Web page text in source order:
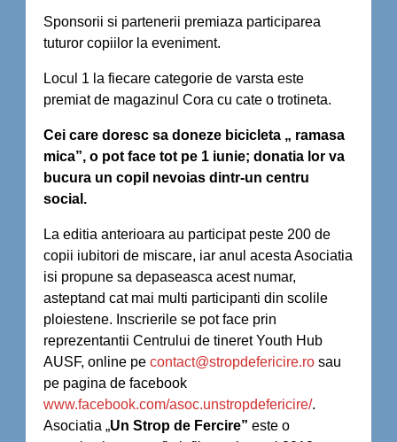
Sponsorii si partenerii premiaza participarea
tuturor copiilor la eveniment.
Locul 1 la fiecare categorie de varsta este
premiat de magazinul Cora cu cate o trotineta.
Cei care doresc sa doneze bicicleta „ ramasa
mica”, o pot face tot pe 1 iunie; donatia lor va
bucura un copil nevoias dintr-un centru
social.
La editia anterioara au participat peste 200 de
copii iubitori de miscare, iar anul acesta Asociatia
isi propune sa depaseasca acest numar,
asteptand cat mai multi participanti din scolile
ploiestene. Inscrierile se pot face prin
reprezentantii Centrului de tineret Youth Hub
AUSF, online pe contact@stropdefericire.ro sau
pe pagina de facebook
www.facebook.com/asoc.unstropdefericire/.
Asociatia „Un Strop de Fercire” este o